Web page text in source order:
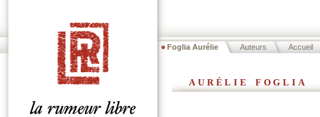
Foglia Aurélie Auteurs Accueil
aurélie foglia